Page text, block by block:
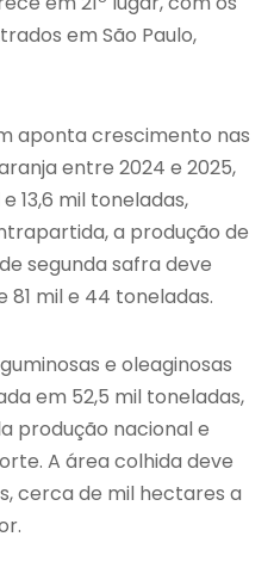
em São Paulo,
aponta crescimento nas
entre 2024 e 2025,
13,6 mil toneladas,
a produção de
segunda safra deve
81 mil e 44 toneladas.
e oleaginosas
em 52,5 mil toneladas,
produção nacional e
A área colhida deve
cerca de mil hectares a